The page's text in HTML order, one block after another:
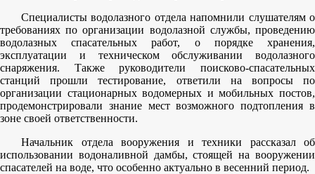
Специалисты водолазного отдела напомнили слушателям о
требованиях по организации водолазной службы, проведению
водолазных спасательных работ, о порядке хранения,
эксплуатации и техническом обслуживании водолазного
снаряжения. Также руководители поисково-спасательных
станций прошли тестирование, ответили на вопросы по
организации стационарных водомерных и мобильных постов,
продемонстрировали знание мест возможного подтопления в
зоне своей ответственности.
Начальник отдела вооружения и техники рассказал об
использовании водоналивной дамбы, стоящей на вооружении
спасателей на воде, что особенно актуально в весенний период.